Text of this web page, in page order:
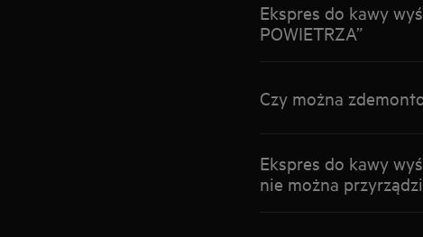
Ekspres do kawy
POWIETRZA”
Czy można
Ekspres do kawy
nie można